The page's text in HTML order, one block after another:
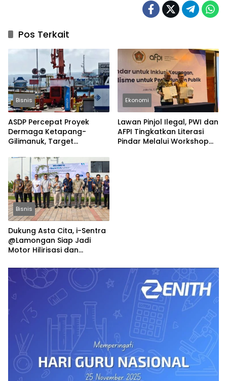
Pos Terkait
Bisnis
ASDP Percepat Proyek
Dermaga Ketapang-
Gilimanuk, Target
dan Lebaran
Ekonomi
Lawan Pinjol Ilegal, PWI dan
AFPI Tingkatkan Literasi
Pindar Melalui Workshop
Bisnis
Dukung Asta Cita, i-Sentra
@Lamongan Siap Jadi
Motor Hilirisasi dan